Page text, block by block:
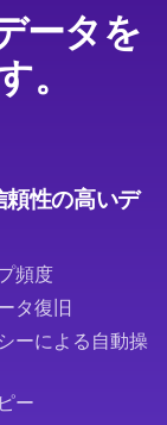
ータを
。
性の高いデ
頻度
タ復旧
ーによる自動操
ー